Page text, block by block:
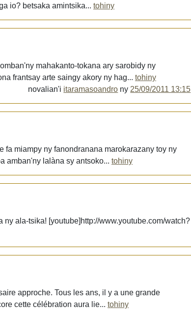
io? betsaka amintsika... tohiny
mahakanto-tokana ary sarobidy ny
frantsay arte saingy akory ny hag... tohiny
novalian'i itaramasoandro ny 25/09/2011 13:15
fa miampy ny fanondranana marokarazany toy ny
amban'ny lalàna sy antsoko... tohiny
ala-tsika! [youtube]http://www.youtube.com/watch?
approche. Tous les ans, il y a une grande
cette célébration aura lie... tohiny